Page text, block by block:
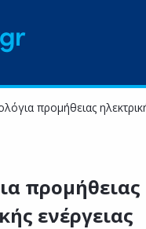
προμήθειας
προμήθειας
ενέργειας